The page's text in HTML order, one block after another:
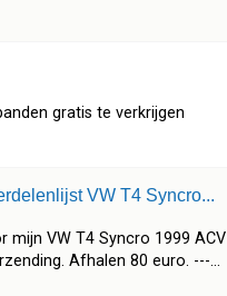
gratis te verkrijgen
VW T4 Syncro...
mijn VW T4 Syncro 1999 ACV
Afhalen 80 euro. ---...